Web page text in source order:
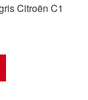
Citroën C1